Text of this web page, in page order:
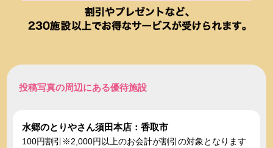
投稿写真の周辺にある優待施設
水郷のとりやさん須田本店：香取市
100円割引※2,000円以上のお会計が割引の対象となります